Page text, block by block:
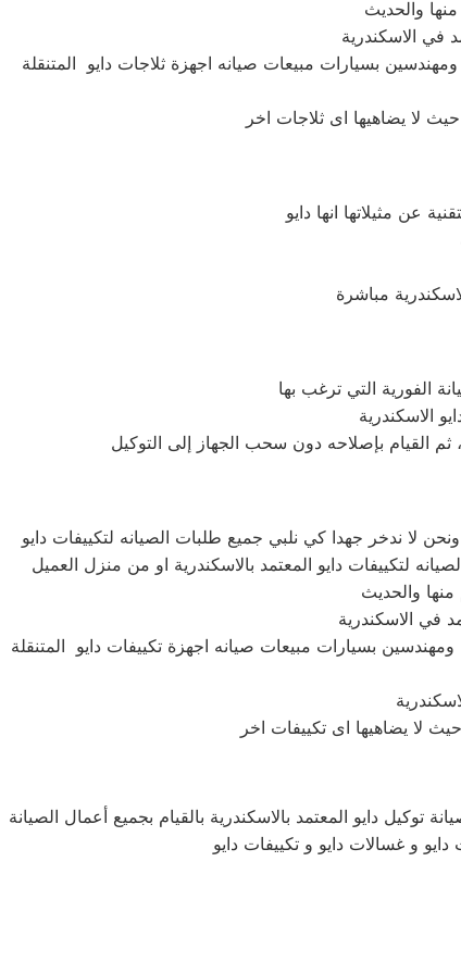
بسيارات مبيعات صيانه اجهزة ثلاجات دايو المتنقلة
ثم القيام بإصلاحه دون سحب الجهاز إلى التوكيل
بسيارات مبيعات صيانه اجهزة تكييفات دايو المتنقلة
توكيل دايو المعتمد بالاسكندرية بالقيام بجميع أعمال الصيانة
دايو و غسالات دايو و تكييفات دايو